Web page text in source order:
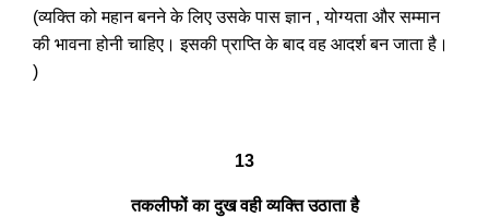
(व्यक्ति को महान बनने के लिए उसके पास ज्ञान , योग्यता और सम्मान
की भावना होनी चाहिए। इसकी प्राप्ति के बाद वह आदर्श बन जाता है।
)
13
तकलीफों का दुख वही व्यक्ति उठाता है